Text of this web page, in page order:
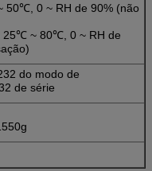
50℃, 0 ~ RH de 90% (não
25℃ ~ 80℃, 0 ~ RH de
do modo de
de série